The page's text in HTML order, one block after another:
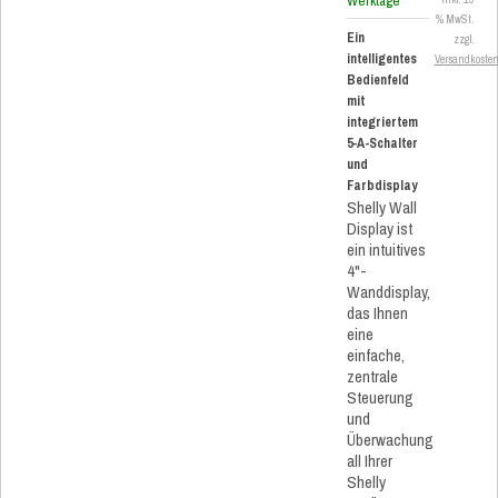
Ein
intelligentes
Bedienfeld
mit
integriertem
5-A-Schalter
und
Farbdisplay
Shelly Wall
Display ist
ein intuitives
4"-
Wanddisplay,
das Ihnen
eine
einfache,
zentrale
Steuerung
und
Überwachung
all Ihrer
Shelly
% MwSt.
zzgl.
Versandkosten